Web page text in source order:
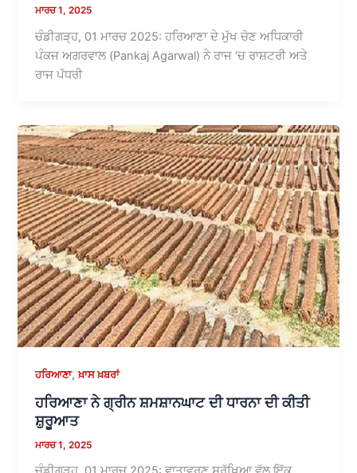
ਮਾਰਚ 1, 2025
ਚੰਡੀਗੜ੍ਹ, 01 ਮਾਰਚ 2025: ਹਰਿਆਣਾ ਦੇ ਮੁੱਖ ਚੋਣ ਅਧਿਕਾਰੀ
ਪੰਕਜ ਅਗਰਵਾਲ (Pankaj Agarwal) ਨੇ ਰਾਜ ‘ਚ ਰਾਸ਼ਟਰੀ ਅਤੇ
ਰਾਜ ਪੱਧਰੀ
ਹਰਿਆਣਾ,ਖ਼ਾਸ ਖ਼ਬਰਾਂ
ਹਰਿਆਣਾ ਨੇ ਗ੍ਰੀਨ ਸ਼ਮਸ਼ਾਨਘਾਟ ਦੀ ਧਾਰਨਾ ਦੀ ਕੀਤੀ
ਸ਼ੁਰੂਆਤ
ਮਾਰਚ 1, 2025